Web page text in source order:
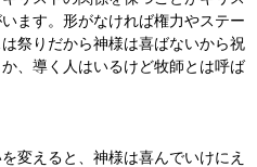
ます。形がなければ権力やステー
祭りだから神様は喜ばないから祝
、導く人はいるけど牧師とは呼ば
変えると、神様は喜んでいけにえ